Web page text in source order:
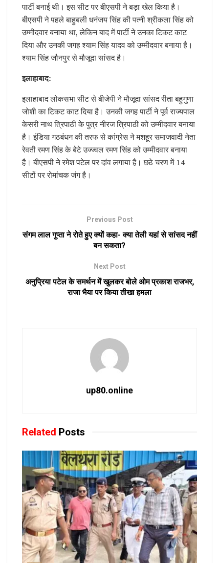
पार्टी बनाई थी। इस सीट पर बीएसपी ने बड़ा खेल किया है।
बीएसपी ने पहले बाहुबली धनंजय सिंह की पत्नी श्रीकला सिंह को
उम्मीदवार बनाया था, लेकिन बाद में पार्टी ने उनका टिकट काट
दिया और उनकी जगह श्याम सिंह यादव को उम्मीदवार बनाया है।
श्याम सिंह जौनपुर से मौजूदा सांसद है।
इलाहाबाद:
इलाहाबाद लोकसभा सीट से बीजेपी ने मौजूदा सांसद रीता बहुगुणा
जोशी का टिकट काट दिया है। उनकी जगह पार्टी ने पूर्व राज्यपाल
केसरी नाथ त्रिपाठी के पुत्र नीरज त्रिपाठी को उम्मीदवार बनाया
है। इंडिया गठबंधन की तरफ से कांग्रेस ने मशहूर समाजवादी नेता
रेवती रमण सिंह के बेटे उज्ज्वल रमण सिंह को उम्मीदवार बनाया
है। बीएसपी ने रमेश पटेल पर दांव लगाया है। छठे चरण में 14
सीटों पर रोमांचक जंग है।
Previous Post
संगम लाल गुप्ता ने रोते हुए क्यों कहा- क्या तेली यहां से सांसद नहीं
बन सकता?
Next Post
अनुप्रिया पटेल के समर्थन में खुलकर बोले ओम प्रकाश राजभर,
राजा भैया पर किया तीखा हमला
up80.online
Related Posts